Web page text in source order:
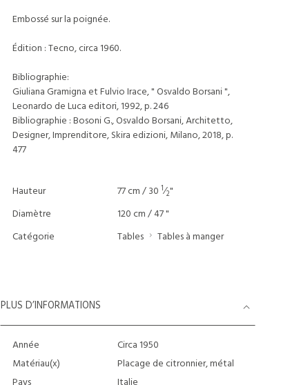
Embossé sur la poignée.
Édition : Tecno, circa 1960.
Bibliographie:
Giuliana Gramigna et Fulvio Irace, " Osvaldo Borsani ",
Leonardo de Luca editori, 1992, p. 246
Bibliographie : Bosoni G., Osvaldo Borsani, Architetto,
Designer, Imprenditore, Skira edizioni, Milano, 2018, p.
477
Hauteur 77 cm / 30 1⁄2"
Diamètre
120 cm / 47 "
Catégorie
Tables Tables à manger
PLUS D’INFORMATIONS
Année
Circa 1950
Matériau(x)
Placage de citronnier, métal